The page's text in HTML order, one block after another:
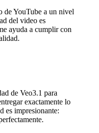
de YouTube a un nivel
del video es
ayuda a cumplir con
de Veo3.1 para
exactamente lo
es impresionante: